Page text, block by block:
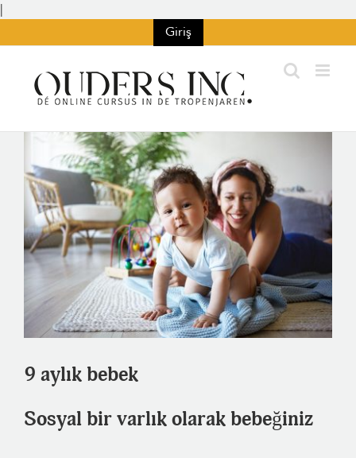
|
Giriş
görüntüle
9 aylık bebek
Sosyal bir varlık olarak bebeğiniz